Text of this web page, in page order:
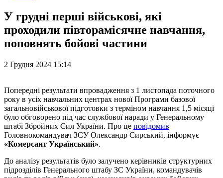
У грудні перші військові, які
проходили півторамісячне навчання,
поповнять бойові частини
2 Грудня 2024 15:14
Попередні результати впровадження з 1 листопада поточного
року в усіх навчальних центрах нової Програми базової
загальновійськової підготовки з терміном навчання 1,5 місяці
було обговорено під час службової наради у Генеральному
штабі Збройних Сил України. Про це повідомив
Головнокомандувач ЗСУ Олександр Сирський, інформує
«Комерсант Український».
До аналізу результатів було залучено керівників структурних
підрозділів Генерального штабу ЗС України, командувачів